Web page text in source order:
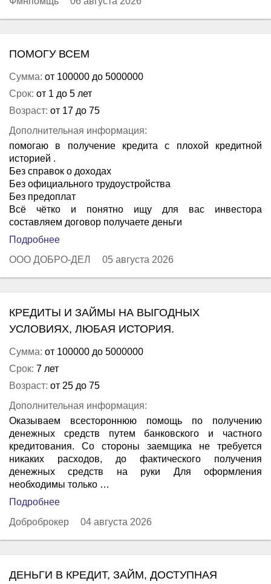
ПОМОГУ ВСЕМ
Сумма: от 100000 до 5000000
Срок: от 1 до 5 лет
Возраст: от 17 до 75
Дополнительная информация:
помогаю в получение кредита с плохой кредитной
историей .
Без справок о доходах
Без официального трудоустройства
Без предоплат
Всё чётко и понятно ищу для вас инвестора
составляем договор получаете деньги
Подробнее
ООО ДОБРО-ДЕЛ
05 августа 2026
КРЕДИТЫ И ЗАЙМЫ НА ВЫГОДНЫХ
УСЛОВИЯХ, ЛЮБАЯ ИСТОРИЯ.
Сумма: от 100000 до 5000000
Срок: 7 лет
Возраст: от 25 до 75
Дополнительная информация:
Оказываем всестороннюю помощь по получению
денежных средств путем банковского и частного
кредитования. Со стороны заемщика не требуется
никаких расходов, до фактического получения
денежных средств на руки Для оформления
необходимы только …
Подробнее
Доброброкер
04 августа 2026
ДЕНЬГИ В КРЕДИТ, ЗАЙМ, ДОСТУПНАЯ